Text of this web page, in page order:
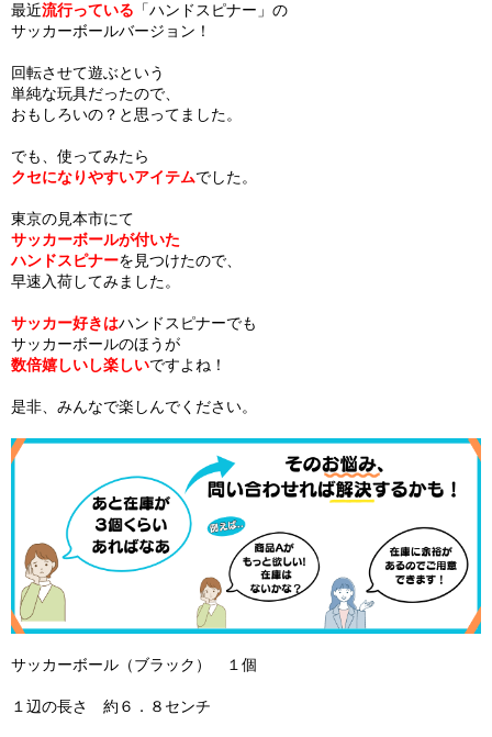
最近流行っている 「ハンドスピナー」の
サッカーボールバージョン！
回転させて遊ぶという
単純な玩具だったので、
おもしろいの？と思ってました。
でも、使ってみたら
クセになりやすいアイテムでした。
東京の見本市にて
サッカーボールが付いた
ハンドスピナーを見つけたので、
早速入荷してみました。
サッカー好きはハンドスピナーでも
サッカーボールのほうが
数倍嬉しいし楽しいですよね！
是非、みんなで楽しんでください。
サッカーボール（ブラック） １個
１辺の長さ 約６．８センチ